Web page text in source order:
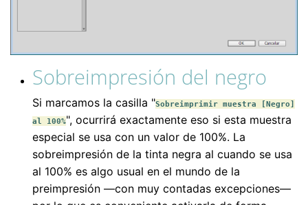
Sobreimpresión del negro
Si marcamos la casilla "Sobreimprimir muestra [Negro]
al 100%", ocurrirá exactamente eso si esta muestra
especial se usa con un valor de 100%. La
sobreimpresión de la tinta negra al cuando se usa
al 100% es algo usual en el mundo de la
preimpresión —con muy contadas excepciones—